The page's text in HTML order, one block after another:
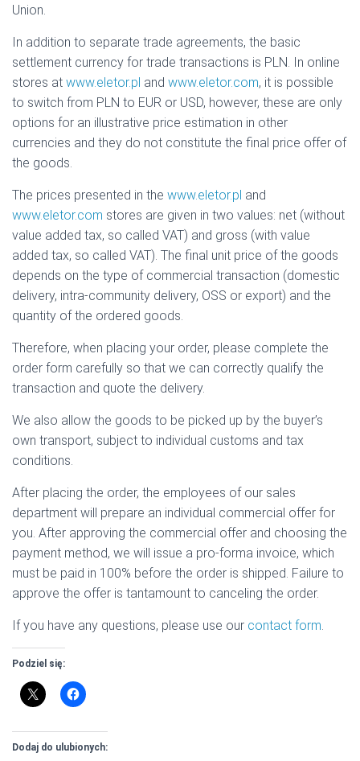
Union.
In addition to separate trade agreements, the basic
settlement currency for trade transactions is PLN. In online
stores at www.eletor.pl and www.eletor.com, it is possible
to switch from PLN to EUR or USD, however, these are only
options for an illustrative price estimation in other
currencies and they do not constitute the final price offer of
the goods.
The prices presented in the www.eletor.pl and
www.eletor.com stores are given in two values: net (without
value added tax, so called VAT) and gross (with value
added tax, so called VAT). The final unit price of the goods
depends on the type of commercial transaction (domestic
delivery, intra-community delivery, OSS or export) and the
quantity of the ordered goods.
Therefore, when placing your order, please complete the
order form carefully so that we can correctly qualify the
transaction and quote the delivery.
We also allow the goods to be picked up by the buyer’s
own transport, subject to individual customs and tax
conditions.
After placing the order, the employees of our sales
department will prepare an individual commercial offer for
you. After approving the commercial offer and choosing the
payment method, we will issue a pro-forma invoice, which
must be paid in 100% before the order is shipped. Failure to
approve the offer is tantamount to canceling the order.
If you have any questions, please use our contact form.
Podziel się:
Dodaj do ulubionych: